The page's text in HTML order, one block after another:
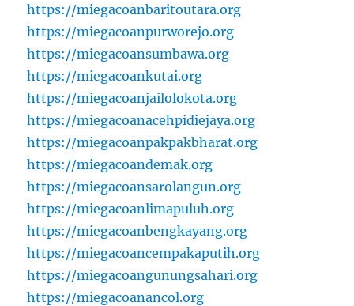
https://miegacoanbaritoutara.org
https://miegacoanpurworejo.org
https://miegacoansumbawa.org
https://miegacoankutai.org
https://miegacoanjailolokota.org
https://miegacoanacehpidiejaya.org
https://miegacoanpakpakbharat.org
https://miegacoandemak.org
https://miegacoansarolangun.org
https://miegacoanlimapuluh.org
https://miegacoanbengkayang.org
https://miegacoancempakaputih.org
https://miegacoangunungsahari.org
https://miegacoanancol.org